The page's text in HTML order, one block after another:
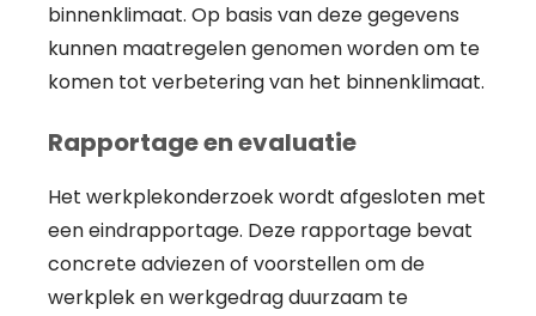
binnenklimaat. Op basis van deze gegevens
kunnen maatregelen genomen worden om te
komen tot verbetering van het binnenklimaat.
Rapportage en evaluatie
Het werkplekonderzoek wordt afgesloten met
een eindrapportage. Deze rapportage bevat
concrete adviezen of voorstellen om de
werkplek en werkgedrag duurzaam te